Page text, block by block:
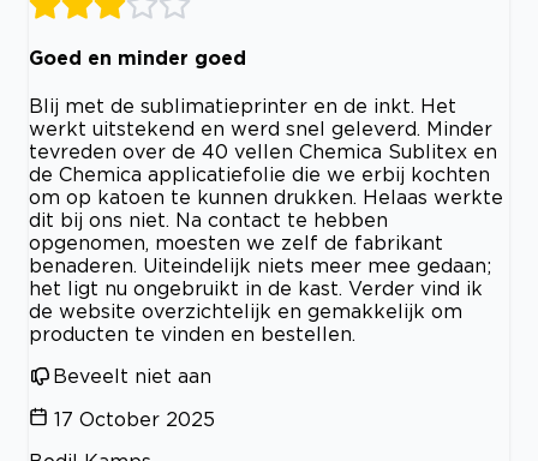
Goed en minder goed
Blij met de sublimatieprinter en de inkt. Het
werkt uitstekend en werd snel geleverd. Minder
tevreden over de 40 vellen Chemica Sublitex en
de Chemica applicatiefolie die we erbij kochten
om op katoen te kunnen drukken. Helaas werkte
dit bij ons niet. Na contact te hebben
opgenomen, moesten we zelf de fabrikant
benaderen. Uiteindelijk niets meer mee gedaan;
het ligt nu ongebruikt in de kast. Verder vind ik
de website overzichtelijk en gemakkelijk om
producten te vinden en bestellen.
Beveelt niet aan
17 October 2025